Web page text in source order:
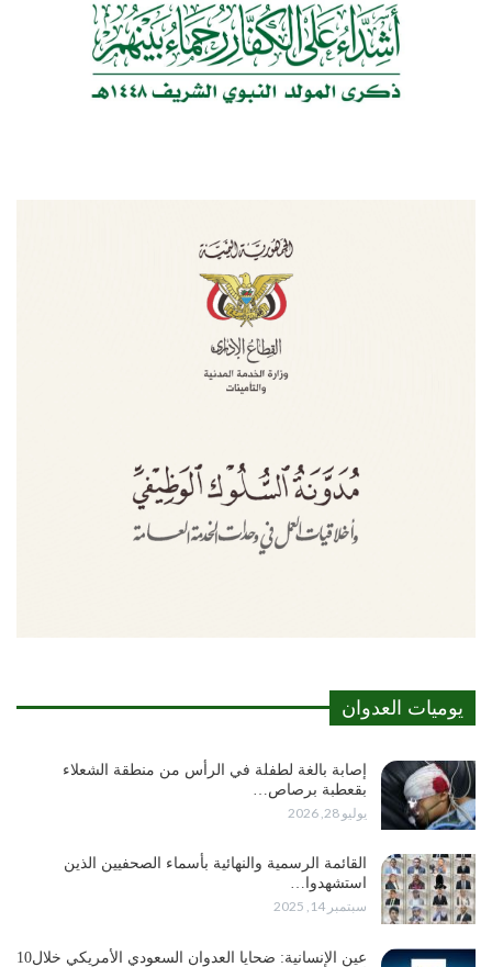
يوميات العدوان
إصابة بالغة لطفلة في الرأس من منطقة الشعلاء
بقعطبة برصاص…
يوليو 28, 2026
القائمة الرسمية والنهائية بأسماء الصحفيين الذين
استشهدوا…
سبتمبر 14, 2025
عين الإنسانية: ضحايا العدوان السعودي الأمريكي خلال10